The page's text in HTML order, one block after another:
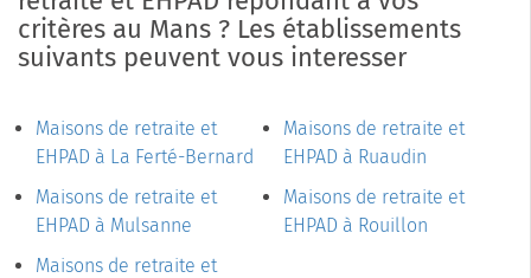
critères au Mans ? Les établissements
suivants peuvent vous interesser
Maisons de retraite et
EHPAD à La Ferté-Bernard
Maisons de retraite et
EHPAD à Mulsanne
Maisons de retraite et
Maisons de retraite et
EHPAD à Ruaudin
Maisons de retraite et
EHPAD à Rouillon